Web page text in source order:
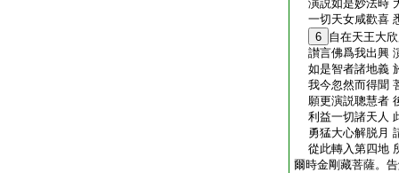
演説如是妙法時
一切天女咸歡喜
6 自在天王大
讃言佛爲我出興
如是智者諸地義
我今忽然而得聞
願更演説聰慧者
利益一切諸天人
勇猛大心解脱月
從此轉入第四地
爾時金剛藏菩薩。